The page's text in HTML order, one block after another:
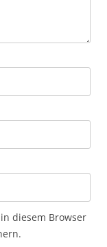
diesem Browser